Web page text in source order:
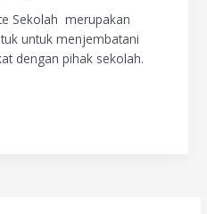
Sekolah merupakan
untuk menjembatani
dengan pihak sekolah.